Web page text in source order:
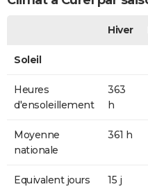
Hiver
Soleil
Heures
d'ensoleillement
363
h
Moyenne
nationale
361 h
Equivalent jours
15 j